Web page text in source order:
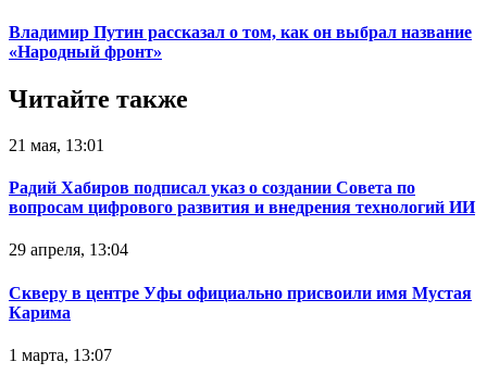
Владимир Путин рассказал о том, как он выбрал название
«Народный фронт»
Читайте также
21 мая, 13:01
Радий Хабиров подписал указ о создании Совета по
вопросам цифрового развития и внедрения технологий ИИ
29 апреля, 13:04
Скверу в центре Уфы официально присвоили имя Мустая
Карима
1 марта, 13:07